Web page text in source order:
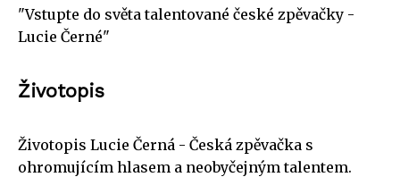
"Vstupte do světa talentované české zpěvačky -
Lucie Černé"
Životopis
Životopis Lucie Černá - Česká zpěvačka s
ohromujícím hlasem a neobyčejným talentem.